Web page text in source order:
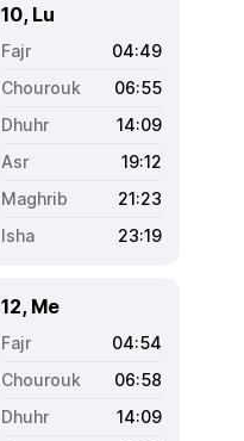
10, Lu
04:49
06:55
14:09
19:12
21:23
23:19
12, Me
04:54
06:58
14:09